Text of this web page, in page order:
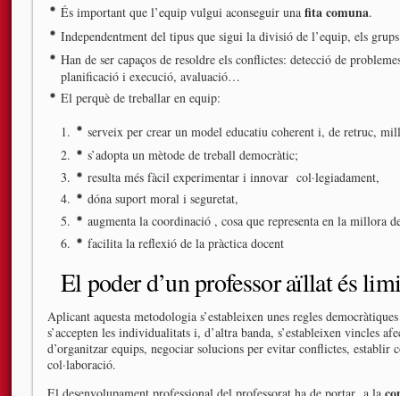
És important que l’equip vulgui aconseguir una fita comuna.
Independentment del tipus que sigui la divisió de l’equip, els
Han de ser capaços de resoldre els conflictes: detecció de
planificació i execució, avaluació…
El perquè de treballar en equip:
serveix per crear un model educatiu coherent i, de retruc,
s’adopta un mètode de treball democràtic;
resulta més fàcil experimentar i innovar col·legiadament,
dóna suport moral i seguretat,
augmenta la coordinació , cosa que representa en la millora
facilita la reflexió de la pràctica docent
El poder d’un professor aïllat és
Aplicant aquesta metodologia s’estableixen unes regles
s’accepten les individualitats i, d’altra banda, s’estableixen vincles
d’organitzar equips, negociar solucions per evitar conflictes,
col·laboració.
El desenvolupament professional del professorat ha de portar a la